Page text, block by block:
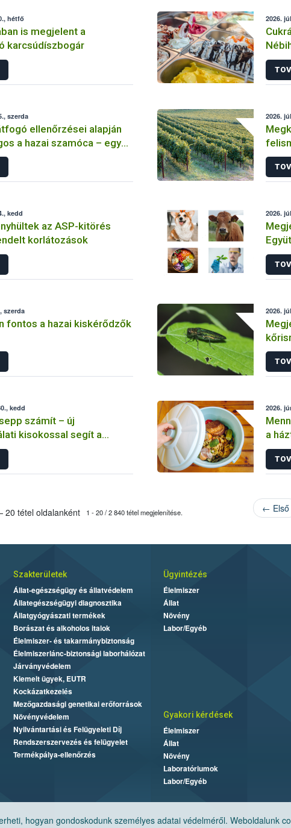
hétfő
is megjelent a
karcsúdíszbogár
2026.
szerda
ellenőrzései alapján
a hazai szamóca – egy
tanulmány
aggodalmat kelthet
2026.
kedd
az ASP-kitörés
korlátozások
2026.
ös
szerda
fontos a hazai kiskérődzők
2026.
kedd
számít – új
kisokossal segít a
program
2026.
a
20 tétel oldalanként 1 - 20 / 2 840 tétel megjelenítése. ← Első
hogyan gondoskodunk személyes adatai védelméről. Weboldalunk
Szakterületek
Állat-egészségügy és állatvédelem
Állategészségügyi diagnosztika
Állatgyógyászati termékek
Borászat és alkoholos italok
Élelmiszer- és takarmánybiztonság
Élelmiszerlánc-biztonsági laborhálózat
Járványvédelem
Kiemelt ügyek, EUTR
Kockázatkezelés
Mezőgazdasági genetikai erőforrások
Növényvédelem
Nyilvántartási és Felügyeleti Díj
Rendszerszervezés és felügyelet
Termékpálya-ellenőrzés
Ügyintézés
Élelmiszer
Állat
Növény
Labor/Egyéb
Gyakori kérdések
Élelmiszer
Állat
Növény
Laboratóriumok
Labor/Egyéb